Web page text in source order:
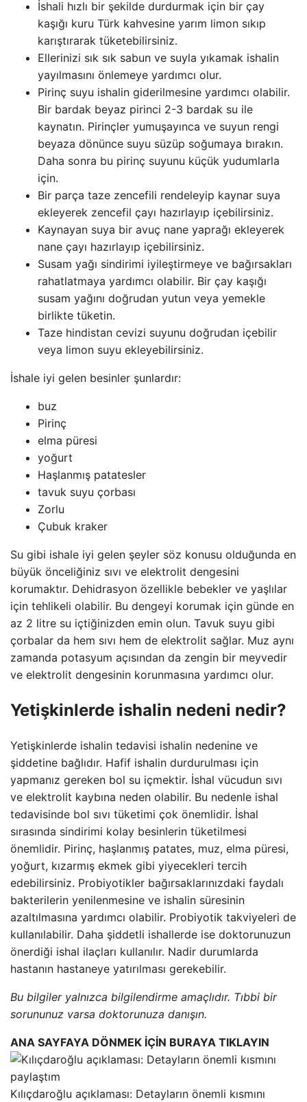
İshali hızlı bir şekilde durdurmak için bir çay
kaşığı kuru Türk kahvesine yarım limon sıkıp
karıştırarak tüketebilirsiniz.
Ellerinizi sık sık sabun ve suyla yıkamak ishalin
yayılmasını önlemeye yardımcı olur.
Pirinç suyu ishalin giderilmesine yardımcı olabilir.
Bir bardak beyaz pirinci 2-3 bardak su ile
kaynatın. Pirinçler yumuşayınca ve suyun rengi
beyaza dönünce suyu süzüp soğumaya bırakın.
Daha sonra bu pirinç suyunu küçük yudumlarla
için.
Bir parça taze zencefili rendeleyip kaynar suya
ekleyerek zencefil çayı hazırlayıp içebilirsiniz.
Kaynayan suya bir avuç nane yaprağı ekleyerek
nane çayı hazırlayıp içebilirsiniz.
Susam yağı sindirimi iyileştirmeye ve bağırsakları
rahatlatmaya yardımcı olabilir. Bir çay kaşığı
susam yağını doğrudan yutun veya yemekle
birlikte tüketin.
Taze hindistan cevizi suyunu doğrudan içebilir
veya limon suyu ekleyebilirsiniz.
İshale iyi gelen besinler şunlardır:
buz
Pirinç
elma püresi
yoğurt
Haşlanmış patatesler
tavuk suyu çorbası
Zorlu
Çubuk kraker
Su gibi ishale iyi gelen şeyler söz konusu olduğunda en
büyük önceliğiniz sıvı ve elektrolit dengesini
korumaktır. Dehidrasyon özellikle bebekler ve yaşlılar
için tehlikeli olabilir. Bu dengeyi korumak için günde en
az 2 litre su içtiğinizden emin olun. Tavuk suyu gibi
çorbalar da hem sıvı hem de elektrolit sağlar. Muz aynı
zamanda potasyum açısından da zengin bir meyvedir
ve elektrolit dengesinin korunmasına yardımcı olur.
Yetişkinlerde ishalin nedeni nedir?
Yetişkinlerde ishalin tedavisi ishalin nedenine ve
şiddetine bağlıdır. Hafif ishalin durdurulması için
yapmanız gereken bol su içmektir. İshal vücudun sıvı
ve elektrolit kaybına neden olabilir. Bu nedenle ishal
tedavisinde bol sıvı tüketimi çok önemlidir. İshal
sırasında sindirimi kolay besinlerin tüketilmesi
önemlidir. Pirinç, haşlanmış patates, muz, elma püresi,
yoğurt, kızarmış ekmek gibi yiyecekleri tercih
edebilirsiniz. Probiyotikler bağırsaklarınızdaki faydalı
bakterilerin yenilenmesine ve ishalin süresinin
azaltılmasına yardımcı olabilir. Probiyotik takviyeleri de
kullanılabilir. Daha şiddetli ishallerde ise doktorunuzun
önerdiği ishal ilaçları kullanılır. Nadir durumlarda
hastanın hastaneye yatırılması gerekebilir.
Bu bilgiler yalnızca bilgilendirme amaçlıdır. Tıbbi bir
sorununuz varsa doktorunuza danışın.
ANA SAYFAYA DÖNMEK İÇİN BURAYA TIKLAYIN
Kılıçdaroğlu açıklaması: Detayların önemli kısmını